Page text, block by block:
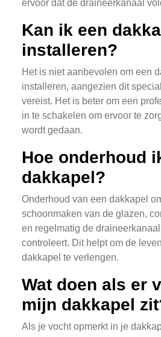
ervoor dat de draineerkanaal
Kan ik een
installeren?
Het is niet aanbevolen om een
installeren, aangezien dit
vereist. Het is beter om een
in te schakelen om ervoor te
wordt gedaan.
Hoe onderhoud
dakkapel?
Onderhoud van een dakkapel
schoonmaken van de glazen,
en regelmatig de
controleert. Dit helpt om de
dakkapel te verlengen.
Wat doen als er
mijn dakkapel
Als je vocht opmerkt in je